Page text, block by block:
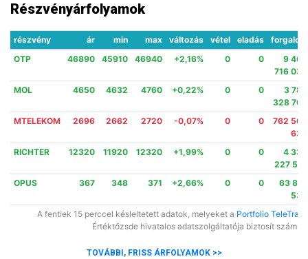
Részvényárfolyamok
részvény ár min max változás vétel eladás
forgalom
OTP
46890 45910 46940 +2,16% 0 0
9 469
716 030
MOL
4650 4632 4760 +0,22% 0 0
3 780
328 766
MTELEKOM
2696 2662 2720 -0,07% 0 0
762 562
630
RICHTER
12320 11920 12320 +1,99% 0 0
4 334
227 510
OPUS
367 348 371 +2,66% 0 0
63 816
535
A fentiek 15 perccel késleltetett adatok, melyeket a Portfolio
Értéktőzsde hivatalos adatszolgáltatója biztosít
TOVÁBBI, FRISS ÁRFOLYAMOK >>